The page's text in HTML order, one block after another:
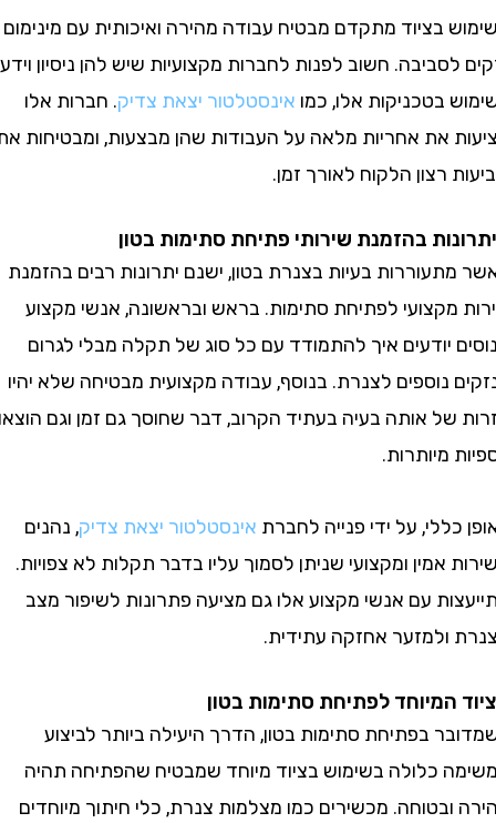
בציוד מתקדם מבטיח עבודה מהירה ואיכותית עם מינימום
חשוב לפנות לחברות מקצועיות שיש להן ניסיון וידע
בטכניקות אלו, כמואינסטלטור יצאת צדיק . חברות אלו
את אחריות מלאה על העבודות שהן מבצעות, ומבטיחות את
רצון הלקוח לאורך זמן.
בהזמנת שירותי פתיחת סתימות בטון
בעיות בצנרת בטון, ישנם יתרונות רבים בהזמנת
לפתיחת סתימות. בראש ובראשונה, אנשי מקצוע
יודעים איך להתמודד עם כל סוג של תקלה מבלי לגרום
נוספים לצנרת. בנוסף, עבודה מקצועית מבטיחה שלא יהיו
אותה בעיה בעתיד הקרוב, דבר שחוסך גם זמן וגם הוצאות
מיותרות.
על ידי פנייה לחברתאינסטלטור יצאת צדיק , נהנים
אמין ומקצועי שניתן לסמוך עליו בדבר תקלות לא צפויות.
עם אנשי מקצוע אלו גם מציעה פתרונות לשיפור מצב
אחזקה עתידית.
לפתיחת סתימות בטון
בפתיחת סתימות בטון, הדרך היעילה ביותר לביצוע
כלולה בשימוש בציוד מיוחד שמבטיח שהפתיחה תהיה
מכשירים כמו מצלמות צנרת, כלי חיתוך מיוחדים